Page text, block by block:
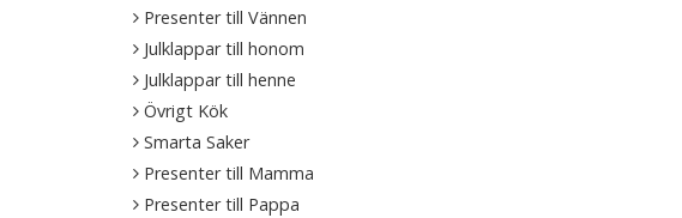
Presenter till Vännen
Julklappar till honom
Julklappar till henne
Övrigt Kök
Smarta Saker
Presenter till Mamma
Presenter till Pappa